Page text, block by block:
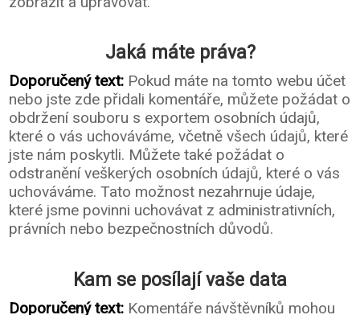
Jaká máte práva?
Doporučený text: Pokud máte na tomto webu účet
nebo jste zde přidali komentáře, můžete požádat o
obdržení souboru s exportem osobních údajů,
které o vás uchováváme, včetně všech údajů, které
jste nám poskytli. Můžete také požádat o
odstranění veškerých osobních údajů, které o vás
uchováváme. Tato možnost nezahrnuje údaje,
které jsme povinni uchovávat z administrativních,
právních nebo bezpečnostních důvodů.
Kam se posílají vaše data
Doporučený text: Komentáře návštěvníků mohou